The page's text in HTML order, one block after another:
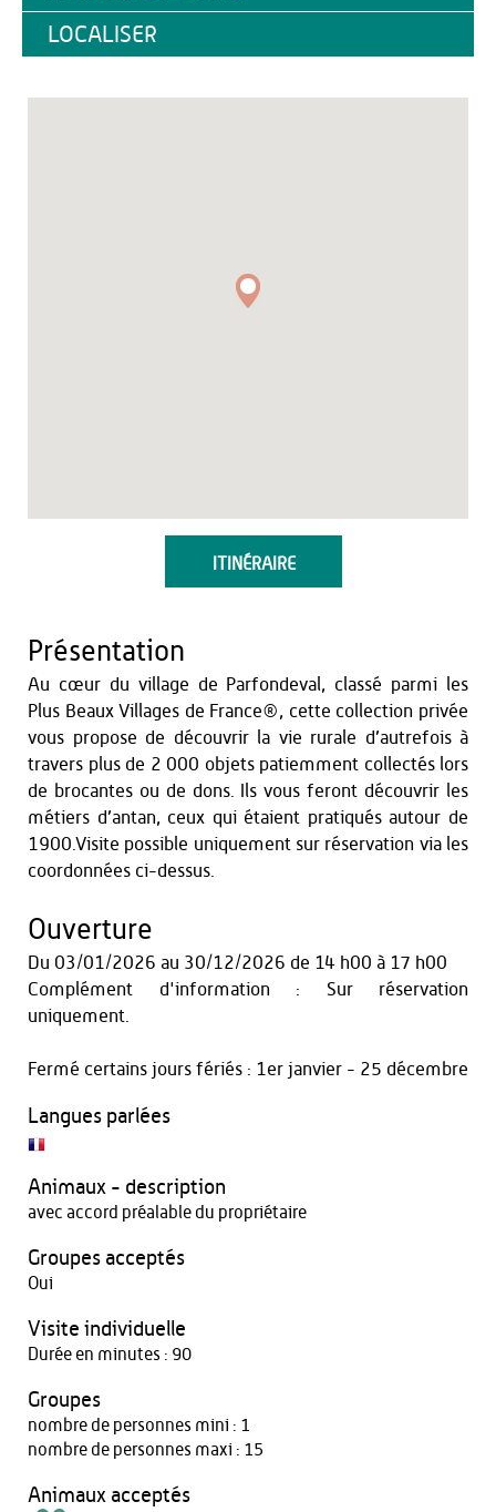
LOCALISER
ITINÉRAIRE
Présentation
Au cœur du village de Parfondeval, classé parmi les
Plus Beaux Villages de France®, cette collection privée
vous propose de découvrir la vie rurale d’autrefois à
travers plus de 2 000 objets patiemment collectés lors
de brocantes ou de dons. Ils vous feront découvrir les
métiers d’antan, ceux qui étaient pratiqués autour de
1900.Visite possible uniquement sur réservation via les
coordonnées ci-dessus.
Ouverture
Du 03/01/2026 au 30/12/2026 de 14 h00 à 17 h00
Complément d'information : Sur réservation
uniquement.
Fermé certains jours fériés : 1er janvier - 25 décembre
Langues parlées
Animaux - description
avec accord préalable du propriétaire
Groupes acceptés
Oui
Visite individuelle
Durée en minutes : 90
Groupes
nombre de personnes mini : 1
nombre de personnes maxi : 15
Animaux acceptés